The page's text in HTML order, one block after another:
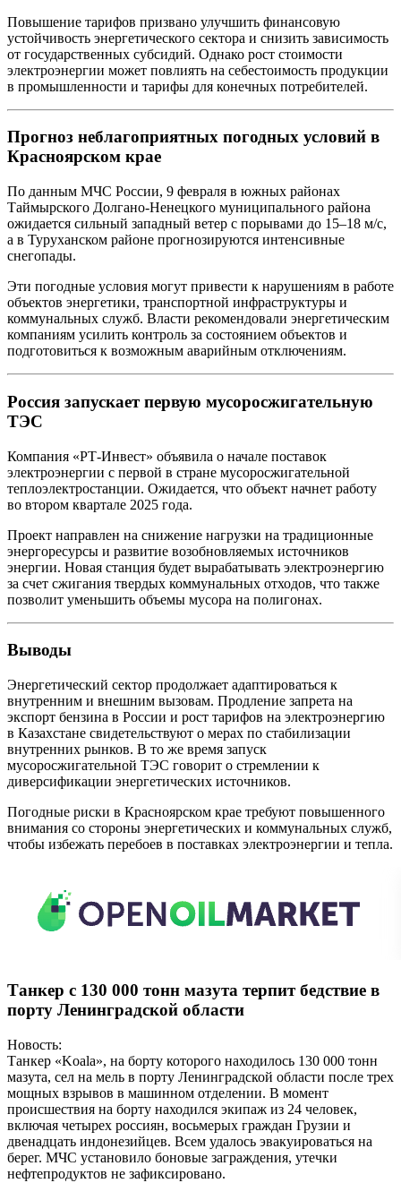
Повышение тарифов призвано улучшить финансовую
устойчивость энергетического сектора и снизить зависимость
от государственных субсидий. Однако рост стоимости
электроэнергии может повлиять на себестоимость продукции
в промышленности и тарифы для конечных потребителей.
Прогноз неблагоприятных погодных условий в
Красноярском крае
По данным МЧС России, 9 февраля в южных районах
Таймырского Долгано-Ненецкого муниципального района
ожидается сильный западный ветер с порывами до 15–18 м/с,
а в Туруханском районе прогнозируются интенсивные
снегопады.
Эти погодные условия могут привести к нарушениям в работе
объектов энергетики, транспортной инфраструктуры и
коммунальных служб. Власти рекомендовали энергетическим
компаниям усилить контроль за состоянием объектов и
подготовиться к возможным аварийным отключениям.
Россия запускает первую мусоросжигательную
ТЭС
Компания «РТ-Инвест» объявила о начале поставок
электроэнергии с первой в стране мусоросжигательной
теплоэлектростанции. Ожидается, что объект начнет работу
во втором квартале 2025 года.
Проект направлен на снижение нагрузки на традиционные
энергоресурсы и развитие возобновляемых источников
энергии. Новая станция будет вырабатывать электроэнергию
за счет сжигания твердых коммунальных отходов, что также
позволит уменьшить объемы мусора на полигонах.
Выводы
Энергетический сектор продолжает адаптироваться к
внутренним и внешним вызовам. Продление запрета на
экспорт бензина в России и рост тарифов на электроэнергию
в Казахстане свидетельствуют о мерах по стабилизации
внутренних рынков. В то же время запуск
мусоросжигательной ТЭС говорит о стремлении к
диверсификации энергетических источников.
Погодные риски в Красноярском крае требуют повышенного
внимания со стороны энергетических и коммунальных служб,
чтобы избежать перебоев в поставках электроэнергии и тепла.
Танкер с 130 000 тонн мазута терпит бедствие в
порту Ленинградской области
Новость:
Танкер «Koala», на борту которого находилось 130 000 тонн
мазута, сел на мель в порту Ленинградской области после трех
мощных взрывов в машинном отделении. В момент
происшествия на борту находился экипаж из 24 человек,
включая четырех россиян, восьмерых граждан Грузии и
двенадцать индонезийцев. Всем удалось эвакуироваться на
берег. МЧС установило боновые заграждения, утечки
нефтепродуктов не зафиксировано.